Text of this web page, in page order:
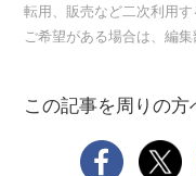
転用、販売など二次利用
ご希望がある場合は、編集
この記事を周りの方